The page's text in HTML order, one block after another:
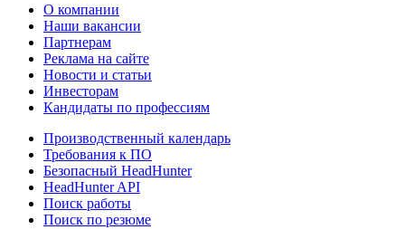
О компании
Наши вакансии
Партнерам
Реклама на сайте
Новости и статьи
Инвесторам
Кандидаты по профессиям
Производственный календарь
Требования к ПО
Безопасный HeadHunter
HeadHunter API
Поиск работы
Поиск по резюме